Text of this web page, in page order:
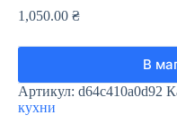
1,050.00 ₴
В
Артикул: d64c410a0d92
кухни